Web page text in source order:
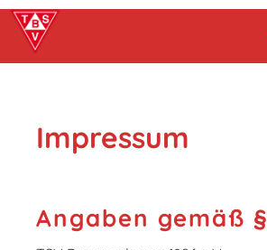
Impressum
Angaben gemäß